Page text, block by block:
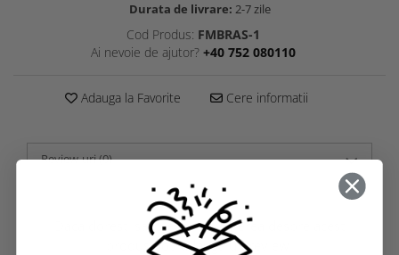
Durata de livrare: 2-7 zile
Cod Produs: FMBRAS-1
Ai nevoie de ajutor? +40 752 080110
Adauga la Favorite Cere informatii
Review-uri(0)
Daca doresti sa iti exprimi parerea despre acest
produs poti adauga un review.